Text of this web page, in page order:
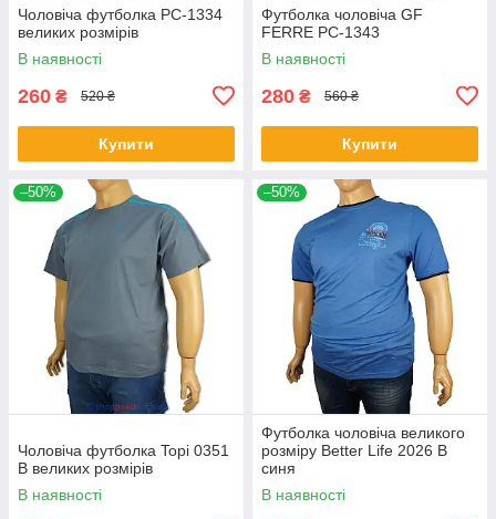
Чоловіча футболка PC-1334
великих розмірів
В наявності
260 ₴ 520 ₴
Купити
Футболка чоловіча GF
FERRE PC-1343
В наявності
280 ₴ 560 ₴
Купити
–50%
Чоловіча футболка Topi 0351
B великих розмірів
В наявності
–50%
Футболка чоловіча великого
розміру Better Life 2026 В
синя
В наявності